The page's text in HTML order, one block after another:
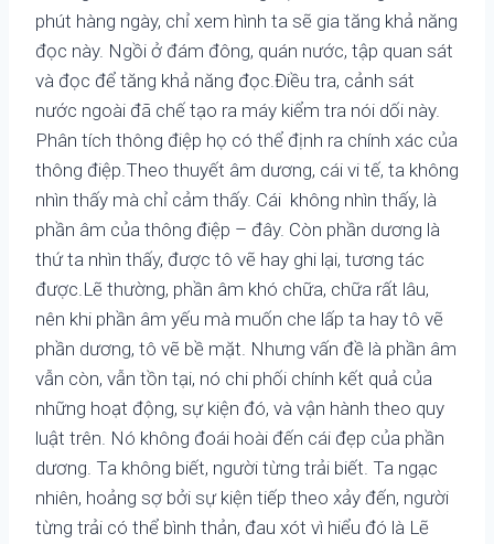
phút hàng ngày, chỉ xem hình ta sẽ gia tăng khả năng
đọc này. Ngồi ở đám đông, quán nước, tập quan sát
và đọc để tăng khả năng đọc.Điều tra, cảnh sát
nước ngoài đã chế tạo ra máy kiểm tra nói dối này.
Phân tích thông điệp họ có thể định ra chính xác của
thông điệp.Theo thuyết âm dương, cái vi tế, ta không
nhìn thấy mà chỉ cảm thấy. Cái không nhìn thấy, là
phần âm của thông điệp – đây. Còn phần dương là
thứ ta nhìn thấy, được tô vẽ hay ghi lại, tương tác
được.Lẽ thường, phần âm khó chữa, chữa rất lâu,
nên khi phần âm yếu mà muốn che lấp ta hay tô vẽ
phần dương, tô vẽ bề mặt. Nhưng vấn đề là phần âm
vẫn còn, vẫn tồn tại, nó chi phối chính kết quả của
những hoạt động, sự kiện đó, và vận hành theo quy
luật trên. Nó không đoái hoài đến cái đẹp của phần
dương. Ta không biết, người từng trải biết. Ta ngạc
nhiên, hoảng sợ bởi sự kiện tiếp theo xảy đến, người
từng trải có thể bình thản, đau xót vì hiểu đó là Lẽ